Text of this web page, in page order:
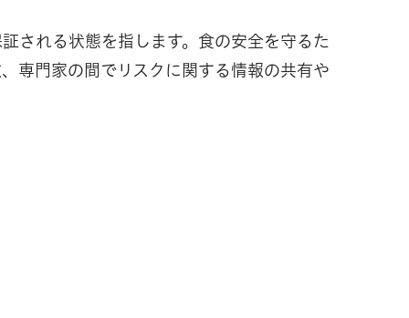
される状態を指します。食の安全を守るた
専門家の間でリスクに関する情報の共有や